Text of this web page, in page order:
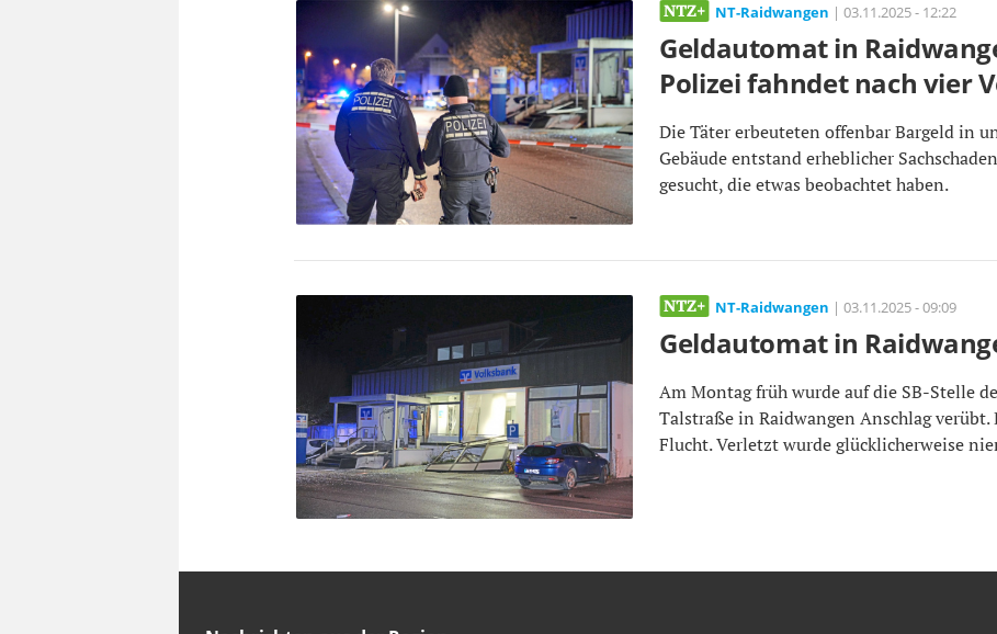
NT-Raidwangen | 03.11.2025 - 12:22
Geldautomat in
Polizei fahndet nach vier
Die Täter erbeuteten offenbar Bargeld in
Gebäude entstand erheblicher
gesucht, die etwas beobachtet haben.
NT-Raidwangen | 03.11.2025 - 09:09
Geldautomat in
Am Montag früh wurde auf die SB-Stelle
Talstraße in Raidwangen Anschlag verübt.
Flucht. Verletzt wurde glücklicherweise